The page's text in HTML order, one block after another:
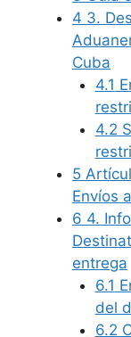
4 3.
Cuba
4.1
4.2
5
Envíos
6 4.
entrega
6.1
del
6.2